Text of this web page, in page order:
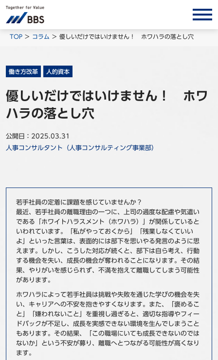
BBSグループネットワーク サステナビリティ 企業情報
サービス/ソリューション
インサイト
出版書籍
事例
セミナ−
お問い合わせ
TOP コラム 優しいだけではいけません！ ホワハラの落とし穴
働き方改革 人的資本
優しいだけではいけません！ ホワ
ハラの落とし穴
公開日：2025.03.31
人事コンサルタント（人事コンサルティング事業部）
若手社員の定着に課題を感じていませんか？
最近、若手社員の離職理由の一つに、上司の過度な配慮や気遣い
である「ホワイトハラスメント（ホワハラ）」が関係していると
いわれています。「私がやっておくから」「残業しなくていい
よ」といった言葉は、表面的には部下を思いやる発言のように思
えます。しかし、こうした対応が続くと、部下は自ら考え、行動
する機会を失い、成長の機会が奪われることになります。その結
果、やりがいを感じられず、不満を抱えて離職してしまう可能性
があります。
ホワハラによって若手社員は挑戦や失敗を通じた学びの機会を失
い、キャリアへの不安を抱きやすくなります。また、「褒めるこ
と」「嫌われないこと」を重視し過ぎると、適切な指導やフィー
ドバックが不足し、成長を実感できない環境を生んでしまうこと
もあります。その結果、「この職場にいても成長できないのでは
ないか」という不安が募り、離職へとつながる可能性が高くなり
ます。